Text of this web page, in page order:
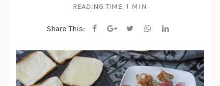
READING TIME: 1 MIN
Share This: